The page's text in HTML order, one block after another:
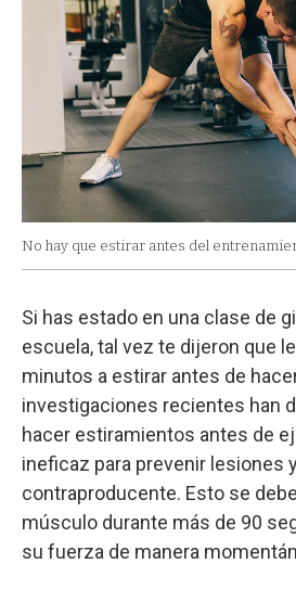
No hay que estirar antes del
Si has estado en una clase de
escuela, tal vez te dijeron que
minutos a estirar antes de
investigaciones recientes han
hacer estiramientos antes de
ineficaz para prevenir lesiones
contraproducente. Esto se
músculo durante más de 90
su fuerza de manera